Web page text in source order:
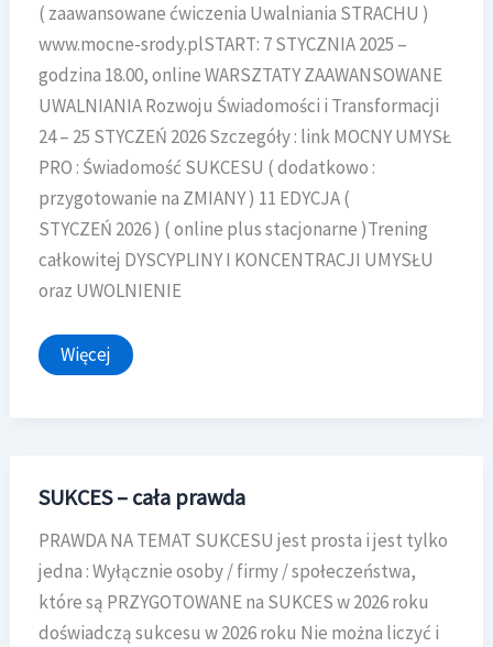
( zaawansowane ćwiczenia Uwalniania STRACHU )
www.mocne-srody.plSTART: 7 STYCZNIA 2025 –
godzina 18.00, online WARSZTATY ZAAWANSOWANE
UWALNIANIA Rozwoju Świadomości i Transformacji
24 – 25 STYCZEŃ 2026 Szczegóły : link MOCNY UMYSŁ
PRO : Świadomość SUKCESU ( dodatkowo :
przygotowanie na ZMIANY ) 11 EDYCJA (
STYCZEŃ 2026 ) ( online plus stacjonarne )Trening
całkowitej DYSCYPLINY I KONCENTRACJI UMYSŁU
oraz UWOLNIENIE
Aktualny
Harmonogram
Więcej
SUKCES – cała prawda
PRAWDA NA TEMAT SUKCESU jest prosta i jest tylko
jedna : Wyłącznie osoby / firmy / społeczeństwa,
które są PRZYGOTOWANE na SUKCES w 2026 roku
doświadczą sukcesu w 2026 roku Nie można liczyć i